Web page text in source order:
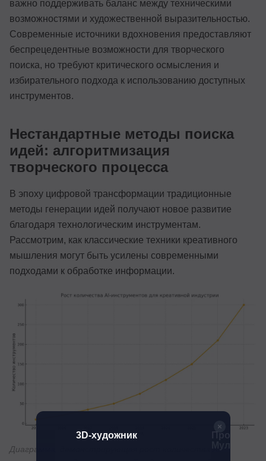
важно поддерживать баланс между техническими
возможностями и художественной выразительностью.
Современные источники вдохновения предоставляют
беспрецедентные возможности для творческого
поиска, но требуют критического осмысления и
избирательного подхода к использованию доступных
инструментов.
Нестандартные методы поиска
идей: алгоритмизация
творческого процесса
В эпоху цифровой трансформации традиционные
методы генерации идей получают новое развитие
благодаря технологическим инструментам.
Рассмотрим, как классические техники креативного
мышления могут быть усилены современными
подходами к обработке информации.
Диаграмма, демонстрирующая рост количества AI-
3D-художник